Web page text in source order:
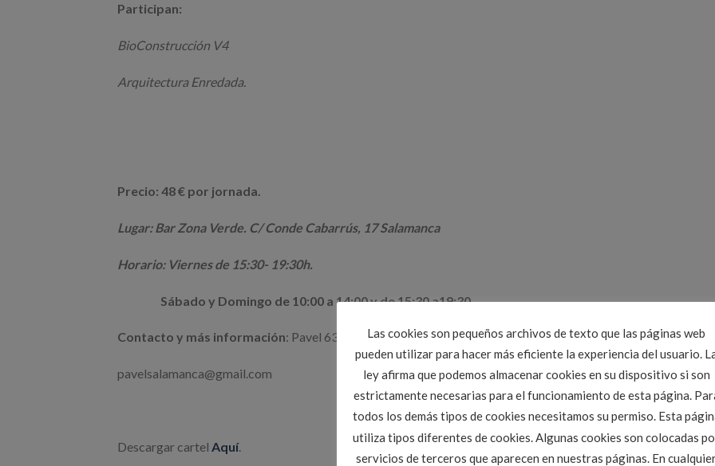
Participan:
BioConstrucción V4
Arquitectura Enredada.
Precio: 48 € por jornada.
Lugar: Bar Zona Verde. C/ Conde Cabarrús, 17 Salamanca
Horario: Viernes de 15:30- 19:30h.
Sábado y Domingo de 10:00 a 14:00 y de 15:30 a19:30
Contacto y más información: Pavel 6360585069
pavelsalamanca@gmail.com
Descargar cartel Aquí.
Las cookies son pequeños archivos de texto que las páginas web
pueden utilizar para hacer más eficiente la experiencia del usuario.
ley afirma que podemos almacenar cookies en su dispositivo si son
estrictamente necesarias para el funcionamiento de esta página.
todos los demás tipos de cookies necesitamos su permiso. Esta
utiliza tipos diferentes de cookies. Algunas cookies son colocadas
servicios de terceros que aparecen en nuestras páginas. En